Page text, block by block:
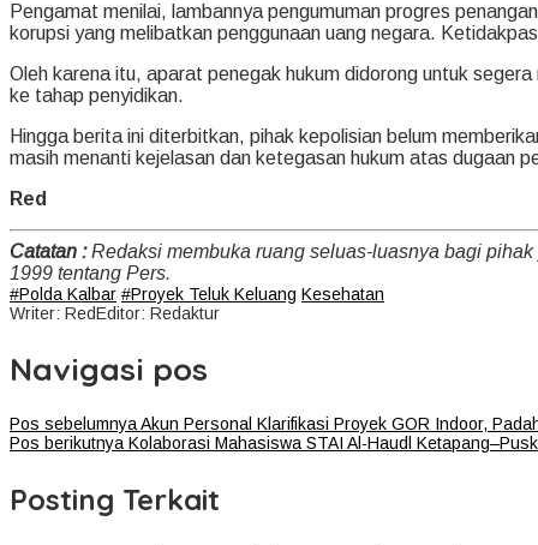
Pengamat menilai, lambannya pengumuman progres
korupsi yang melibatkan penggunaan uang negara.
Oleh karena itu, aparat penegak hukum didorong untuk
ke tahap penyidikan.
Hingga berita ini diterbitkan, pihak kepolisian belum
masih menanti kejelasan dan ketegasan hukum atas dugaan
Red
Catatan :Redaksi membuka ruang seluas-luasnya bagi
1999 tentang Pers.
#Polda Kalbar #Proyek Teluk Keluang Kesehatan
Writer: RedEditor: Redaktur
Navigasi pos
Pos sebelumnyaAkun Personal Klarifikasi Proyek GOR Indoor,
Pos berikutnyaKolaborasi Mahasiswa STAI Al-Haudl
Posting Terkait